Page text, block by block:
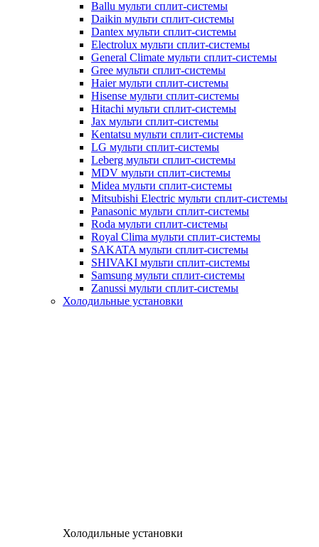
Ballu мульти сплит-системы
Daikin мульти сплит-системы
Dantex мульти сплит-системы
Electrolux мульти сплит-системы
General Climate мульти сплит-системы
Gree мульти сплит-системы
Haier мульти сплит-системы
Hisense мульти сплит-системы
Hitachi мульти сплит-системы
Jax мульти сплит-системы
Kentatsu мульти сплит-системы
LG мульти сплит-системы
Leberg мульти сплит-системы
MDV мульти сплит-системы
Midea мульти сплит-системы
Mitsubishi Electric мульти сплит-системы
Panasonic мульти сплит-системы
Roda мульти сплит-системы
Royal Clima мульти сплит-системы
SAKATA мульти сплит-системы
SHIVAKI мульти сплит-системы
Samsung мульти сплит-системы
Zanussi мульти сплит-системы
Холодильные установки
Холодильные установки